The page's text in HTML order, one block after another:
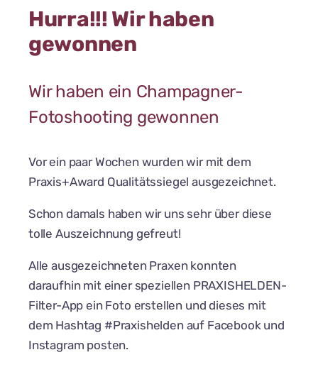
Hurra!!! Wir haben
gewonnen
Wir haben ein Champagner-
Fotoshooting gewonnen
Vor ein paar Wochen wurden wir mit dem
Praxis+Award Qualitätssiegel ausgezeichnet.
Schon damals haben wir uns sehr über diese
tolle Auszeichnung gefreut!
Alle ausgezeichneten Praxen konnten
daraufhin mit einer speziellen PRAXISHELDEN-
Filter-App ein Foto erstellen und dieses mit
dem Hashtag #Praxishelden auf Facebook und
Instagram posten.